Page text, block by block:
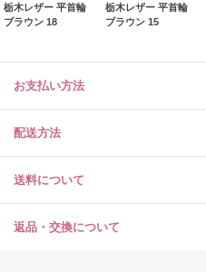
栃木レザー 平首輪
ブラウン 18
栃木レザー 平首輪
ブラウン 15
お支払い方法
配送方法
送料について
返品・交換について